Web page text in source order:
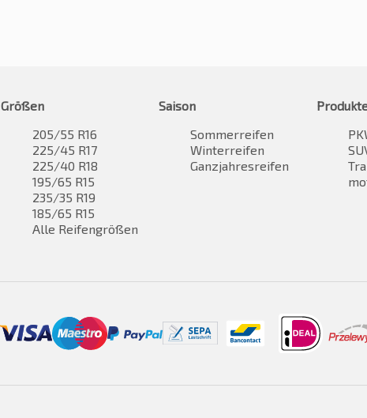
Größen
205/55 R16
225/45 R17
225/40 R18
195/65 R15
235/35 R19
185/65 R15
Alle Reifengrößen
Saison
Sommerreifen
Winterreifen
Ganzjahresreifen